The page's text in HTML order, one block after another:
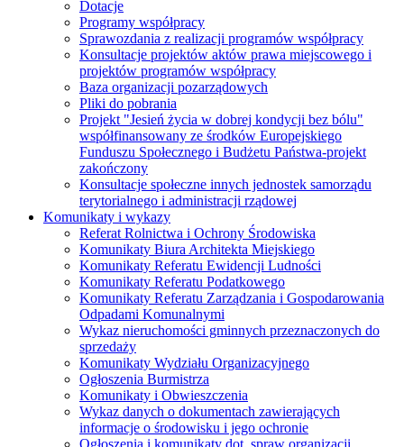
Dotacje
Programy współpracy
Sprawozdania z realizacji programów współpracy
Konsultacje projektów aktów prawa miejscowego i
projektów programów współpracy
Baza organizacji pozarządowych
Pliki do pobrania
Projekt "Jesień życia w dobrej kondycji bez bólu"
współfinansowany ze środków Europejskiego
Funduszu Społecznego i Budżetu Państwa-projekt
zakończony
Konsultacje społeczne innych jednostek samorządu
terytorialnego i administracji rządowej
Komunikaty i wykazy
Referat Rolnictwa i Ochrony Środowiska
Komunikaty Biura Architekta Miejskiego
Komunikaty Referatu Ewidencji Ludności
Komunikaty Referatu Podatkowego
Komunikaty Referatu Zarządzania i Gospodarowania
Odpadami Komunalnymi
Wykaz nieruchomości gminnych przeznaczonych do
sprzedaży
Komunikaty Wydziału Organizacyjnego
Ogłoszenia Burmistrza
Komunikaty i Obwieszczenia
Wykaz danych o dokumentach zawierających
informacje o środowisku i jego ochronie
Ogłoszenia i komunikaty dot. spraw organizacji